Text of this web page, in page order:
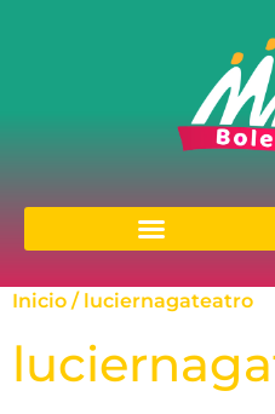
Inicio / luciernagateatro